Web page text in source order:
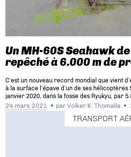
Un MH-60S Seahawk de
repêché à 6.000 m de
C’est un nouveau record mondial que vient
à la surface l’épave d’un de ses
janvier 2020, dans la fosse des Ryukyu, par
24 mars 2021 parVolker K. Thomalla
TRANSPORT